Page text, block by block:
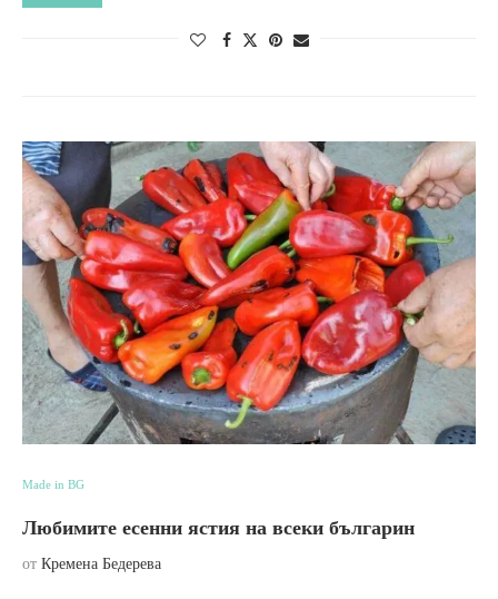
Made in BG
Любимите есенни ястия на всеки българин
от Кремена Бедерева